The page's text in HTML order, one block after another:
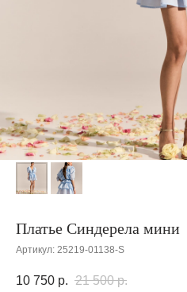
Платье Синдерела мини
Артикул: 25219-01138-S
10 750 р. 21 500 р.